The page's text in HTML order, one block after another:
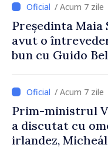
/ Acum 7 zile
Președinta Maia
avut o
bun cu Guido
Cooperare al
Republica/ Acum 7 zile
Prim-ministrul
a discutat cu
irlandez,